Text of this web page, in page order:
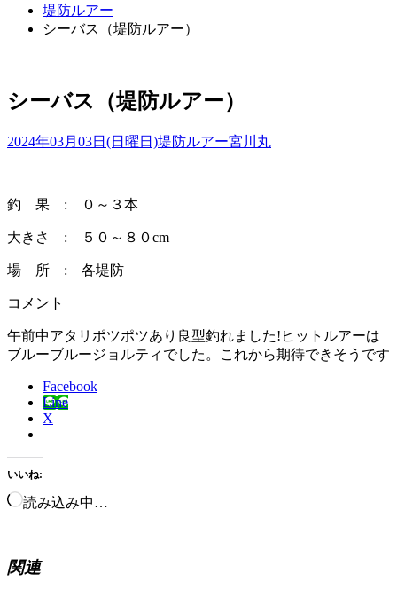
堤防ルアー
シーバス（堤防ルアー）
シーバス（堤防ルアー）
2024年03月03日(日曜日)堤防ルアー宮川丸
釣 果 : ０～３本
大きさ : ５０～８０cm
場 所 : 各堤防
コメント
午前中アタリポツポツあり良型釣れました!ヒットルアーは
ブルーブルージョルティでした。これから期待できそうです
Facebook
Line
X
いいね:
読み込み中…
関連